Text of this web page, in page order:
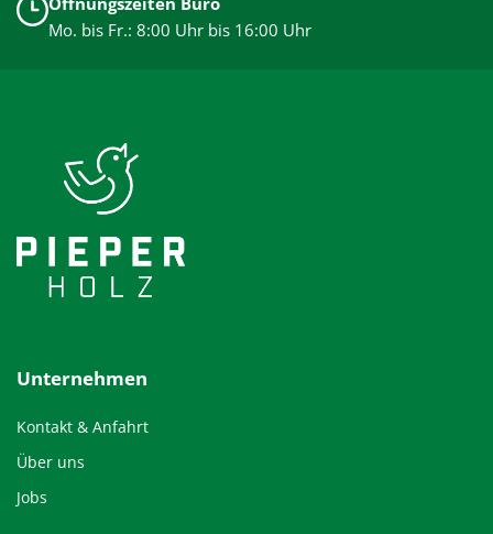
Mo. bis Fr.: 8:00 Uhr bis 16:00 Uhr
Unternehmen
Kontakt & Anfahrt
Über uns
Jobs